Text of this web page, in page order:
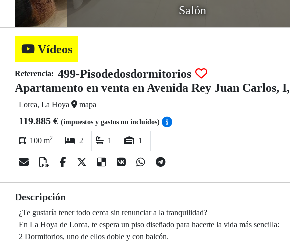
Salón
Vídeos
Referencia: 499-Pisodedosdormitorios
Apartamento en venta en Avenida Rey Juan Carlos, I,
Lorca, La Hoya mapa
119.885 € (impuestos y gastos no incluídos)
100 m2 2 1 1
Descripción
¿Te gustaría tener todo cerca sin renunciar a la tranquilidad?
En La Hoya de Lorca, te espera un piso diseñado para hacerte la vida más sencilla:
2 Dormitorios, uno de ellos doble y con balcón.